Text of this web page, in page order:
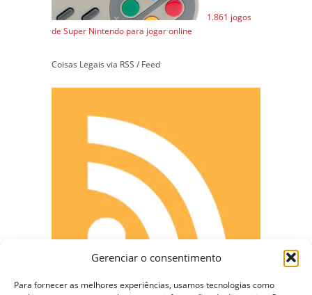
Gerenciar o consentimento
Para fornecer as melhores experiências, usamos tecnologias como
1.861 jogos
de Super Nintendo para jogar online
Coisas Legais via RSS / Feed